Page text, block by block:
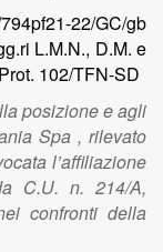
22/GC/gb
L.M.N., D.M. e
102/TFN-SD
posizione e agli
Spa , rilevato
l’affiliazione
C.U. n. 214/A,
confronti della